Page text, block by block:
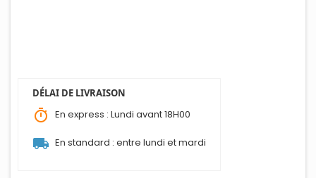
DÉLAI DE LIVRAISON
timer En express : Lundi avant 18H00
local_shipping En standard : entre lundi et mardi